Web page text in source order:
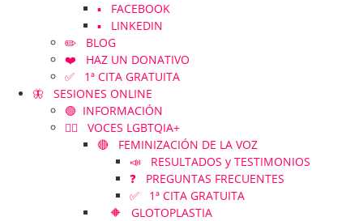
▪️ FACEBOOK
▪️ LINKEDIN
✏️ BLOG
❤️ HAZ UN DONATIVO
✅ 1ª CITA GRATUITA
🦋 SESIONES ONLINE
🟢 INFORMACIÓN
🏳️‍🌈 VOCES LGBTQIA+
🔴 FEMINIZACIÓN DE LA VOZ
📣 RESULTADOS y TESTIMONIOS
❓ PREGUNTAS FRECUENTES
✅ 1ª CITA GRATUITA
🔶 GLOTOPLASTIA